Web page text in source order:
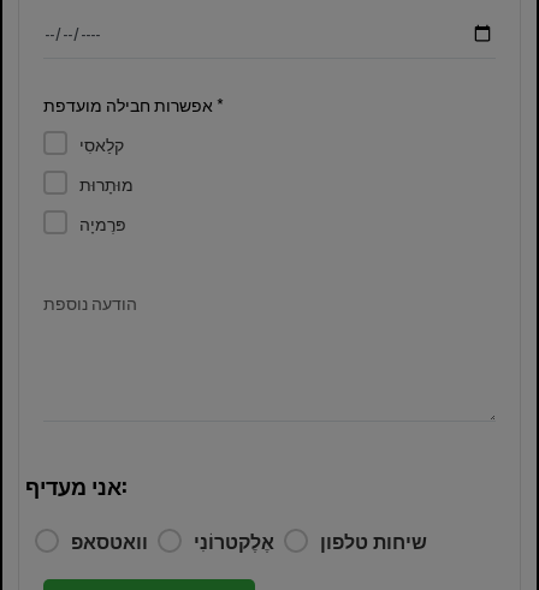
אפשרות חבילה מועדפת *
קלַאסִי
מוּתָרוּת
פּרֶמיָה
הודעה נוספת
אני מעדיף:
וואטסאפ אֶלֶקטרוֹנִי שיחות טלפון